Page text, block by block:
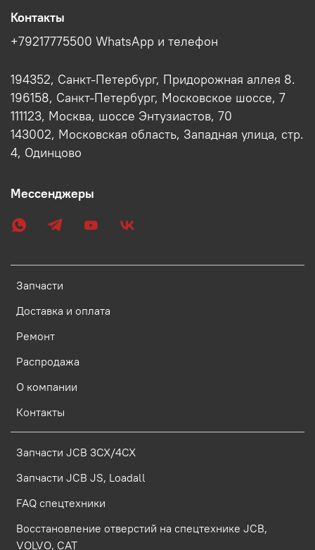
Запчасти
Доставка и оплата
Ремонт
Распродажа
О компании
Контакты
Запчасти JCB 3CX/4CX
Запчасти JCB JS, Loadall
FAQ спецтехники
Восстановление отверстий на спецтехнике JCB,
VOLVO, CAT
Контакты
+79217775500 WhatsApp и телефон
194352, Санкт-Петербург, Придорожная аллея 8.
196158, Санкт-Петербург, Московское шоссе, 7
111123, Москва, шоссе Энтузиастов, 70
143002, Московская область, Западная улица, стр.
4, Одинцово
Мессенджеры